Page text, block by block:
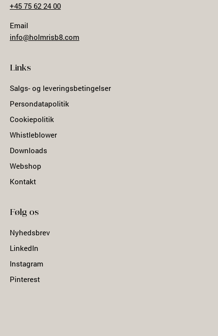
+45 75 62 24 00
Email
info@holmrisb8.com
Links
Salgs- og leveringsbetingelser
Persondatapolitik
Cookiepolitik
Whistleblower
Downloads
Webshop
Kontakt
Følg os
Nyhedsbrev
LinkedIn
Instagram
Pinterest